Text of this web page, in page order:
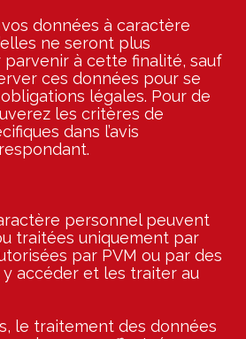
données à caractère
ne seront plus
parvenir à cette finalité, sauf
ces données pour se
légales. Pour de
les critères de
dans l’avis
personnel peuvent
traitées uniquement par
par PVM ou par des
accéder et les traiter au
le traitement des données